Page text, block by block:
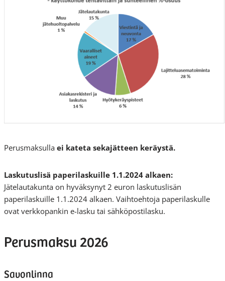
Perusmaksulla ei kateta sekajätteen keräystä.
Laskutuslisä paperilaskuille 1.1.2024 alkaen:
Jätelautakunta on hyväksynyt 2 euron laskutuslisän
paperilaskuille 1.1.2024 alkaen. Vaihtoehtoja paperilaskulle
ovat verkkopankin e-lasku tai sähköpostilasku.
Perusmaksu 2026
Savonlinna